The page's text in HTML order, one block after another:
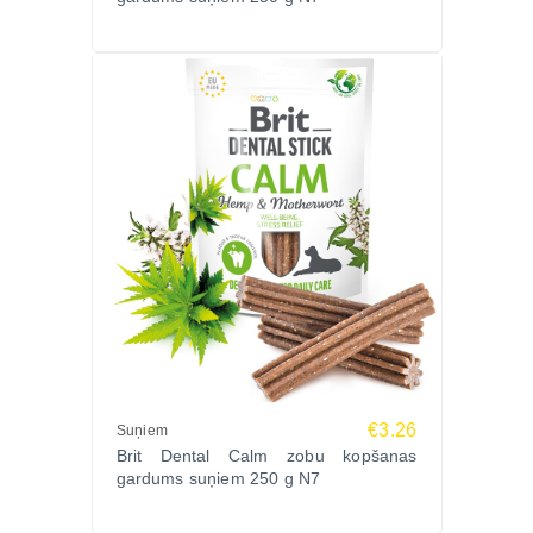
Brit – Čehijas vadošais mājdzīvnieku uztura un
papildbarības ražotājs, pazīstams ar augstas
kvalitātes un veselīgām produktu līnijām.
Pasūtiet BRIT DENTAL MOBILITY suņu gardumu
250g Zoopasaule.lv un rūpējieties par sava suņa
zobiem un locītavām ikdienā! Laba cena un ātra
piegāde visā Latvijā!
Suņiem €3.26
Brit Dental Calm zobu kopšanas
gardums suņiem 250 g N7